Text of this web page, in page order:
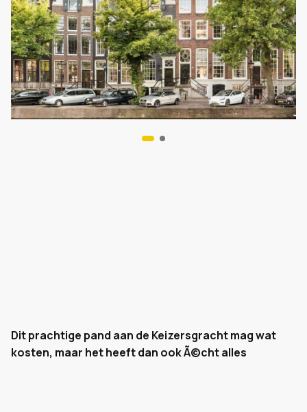
Dit prachtige pand aan de Keizersgracht mag wat
kosten, maar het heeft dan ook Ã©cht alles